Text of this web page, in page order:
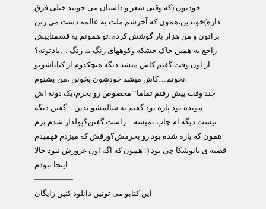
خودتون (که وقتی شعر و داستان می خونید خیلی فرق
داره)خوندین،همون که آخرشم ملت یه عالمه دست می زنن
براتون و من هزار بار گوشش کردم،تو همونم یه قسمتاییش
راجع به همین خاک خشکه وکوههای رنگ به رنگ …یادتونه؟
از اون وقت گفتم کاش میشد دیگه هیچکدوم از کتاباشونو
چند وقت پیش رفتم تماما“ مخصوص رو بخرم،یک دونه اش
مونده بود.پاره بود.گفتم یه سالمشو بدین…گفتن دیگه
نیست.دیگه ام چاپ نمیشه…راست گفتن؟پولدار شدم برم
همون که پاره شده بود رو بخرمش؟ورقش که میزدم فهمیدم
قضیه ی یانوشکا چی بود (: همون که اگه اون غرورش نبود حالا
—————
این کتابو می تونین دانلود کنین رایگان